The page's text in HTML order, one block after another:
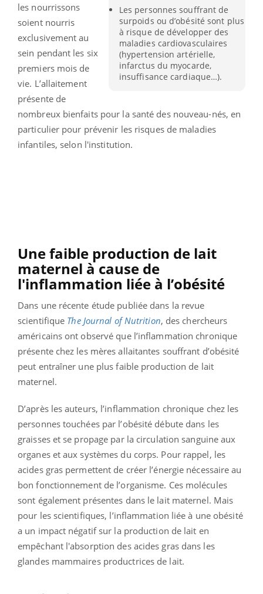
Les personnes souffrant de
surpoids ou d’obésité sont plus
à risque de développer des
maladies cardiovasculaires
(hypertension artérielle,
infarctus du myocarde,
insuffisance cardiaque…).
les nourrissons
soient nourris
exclusivement au
sein pendant les six
premiers mois de
vie. L’allaitement
présente de
nombreux bienfaits pour la santé des nouveau-nés, en
particulier pour prévenir les risques de maladies
infantiles, selon l'institution.
Une faible production de lait
maternel à cause de
l'inflammation liée à l’obésité
Dans une récente étude publiée dans la revue
scientifique The Journal of Nutrition, des chercheurs
américains ont observé que l’inflammation chronique
présente chez les mères allaitantes souffrant d’obésité
peut entraîner une plus faible production de lait
maternel.
D’après les auteurs, l’inflammation chronique chez les
personnes touchées par l’obésité débute dans les
graisses et se propage par la circulation sanguine aux
organes et aux systèmes du corps. Pour rappel, les
acides gras permettent de créer l’énergie nécessaire au
bon fonctionnement de l’organisme. Ces molécules
sont également présentes dans le lait maternel. Mais
pour les scientifiques, l’inflammation liée à une obésité
a un impact négatif sur la production de lait en
empêchant l'absorption des acides gras dans les
glandes mammaires productrices de lait.